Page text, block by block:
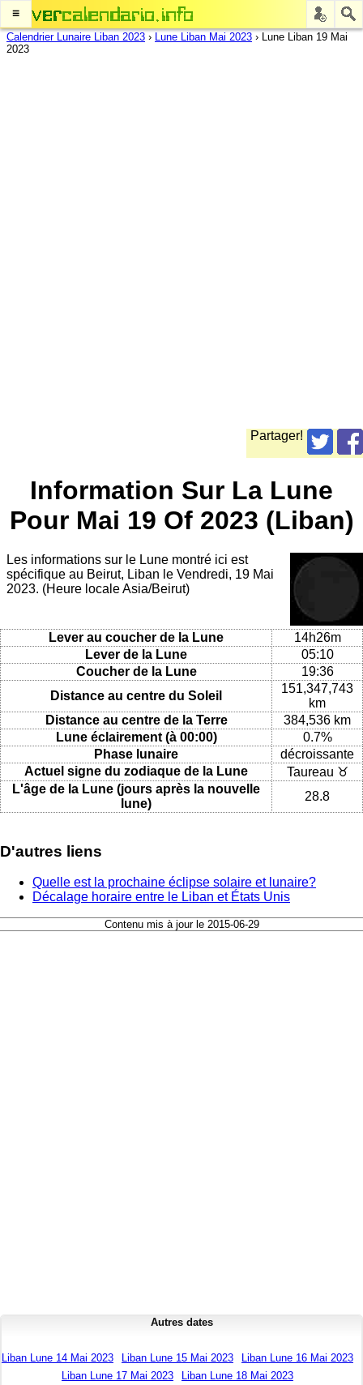
≡
Calendrier Lunaire Liban 2023 › Lune Liban Mai 2023 › Lune Liban 19 Mai
2023
Partager!
Information Sur La Lune
Pour Mai 19 Of 2023 (Liban)
Les informations sur le Lune montré ici est
spécifique au Beirut, Liban le Vendredi, 19 Mai
2023. (Heure locale Asia/Beirut)
Lever au coucher de la Lune
14h26m
Lever de la Lune
05:10
Coucher de la Lune
19:36
Distance au centre du Soleil
151,347,743
km
Distance au centre de la Terre
384,536 km
Lune éclairement (à 00:00)
0.7%
Phase lunaire
décroissante
Actuel signe du zodiaque de la Lune
Taureau ♉
L'âge de la Lune (jours après la nouvelle
lune)
28.8
D'autres liens
Quelle est la prochaine éclipse solaire et lunaire?
Décalage horaire entre le Liban et États Unis
Contenu mis à jour le 2015-06-29
Autres dates
Liban Lune 14 Mai 2023 Liban Lune 15 Mai 2023
Liban Lune 16 Mai 2023
Liban Lune 17 Mai 2023
Liban Lune 18 Mai 2023